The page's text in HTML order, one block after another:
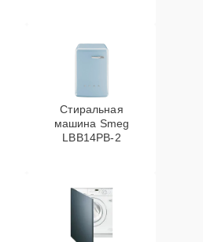
Стиральная
машина Smeg
LBB14PB-2